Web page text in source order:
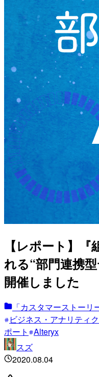
【レポート】
れる“部門連携
開催しました
「カスタマーストー
ビジネス・アナリティ
ポート
Alteryx
スズ
2020.08.04